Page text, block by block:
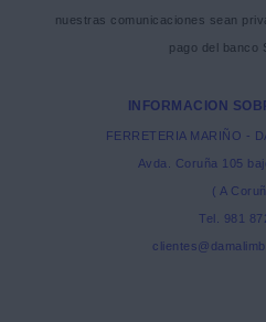
nuestras comunicaciones sean
pago del banco
INFORMACION
FERRETERIA MARIÑO -
Avda. Coruña 105
( A
Tel. 981